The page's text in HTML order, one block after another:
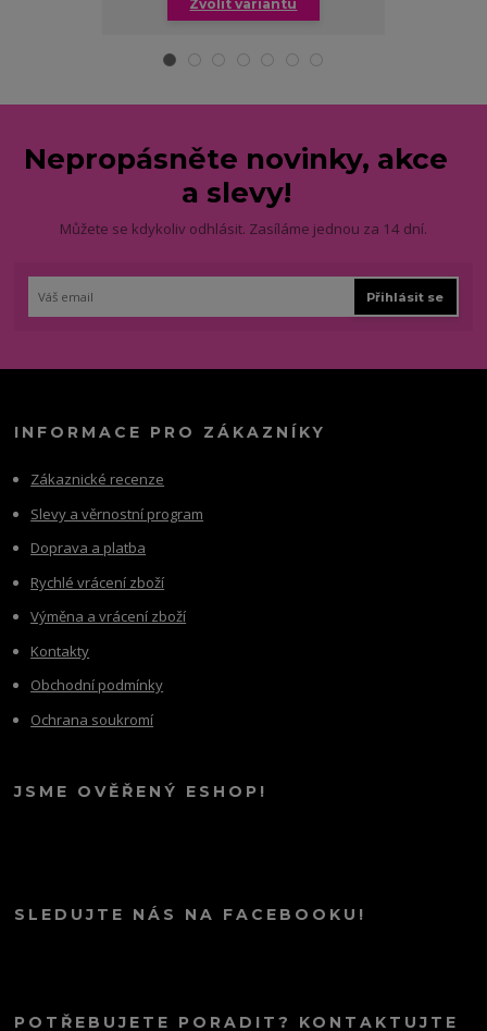
Zvolit variantu
Nepropásněte novinky, akce
a slevy!
Můžete se kdykoliv odhlásit. Zasíláme jednou za 14 dní.
Přihlásit se
INFORMACE PRO ZÁKAZNÍKY
Zákaznické recenze
Slevy a věrnostní program
Doprava a platba
Rychlé vrácení zboží
Výměna a vrácení zboží
Kontakty
Obchodní podmínky
Ochrana soukromí
JSME OVĚŘENÝ ESHOP!
SLEDUJTE NÁS NA FACEBOOKU!
POTŘEBUJETE PORADIT? KONTAKTUJTE